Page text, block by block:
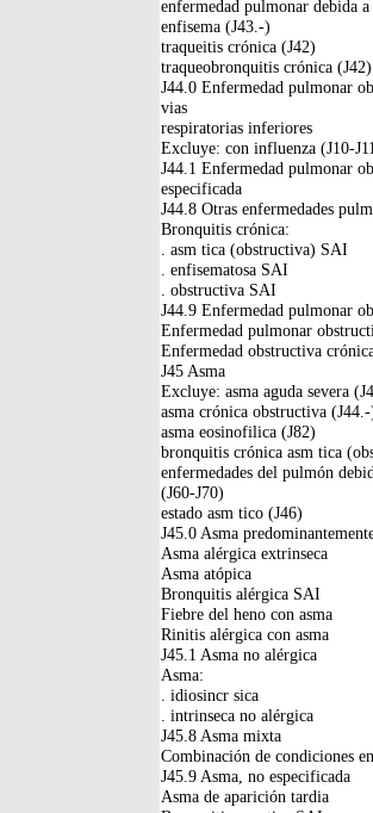
enfermedad pulmonar debida
enfisema (J43.-)
traqueitis crónica (J42)
traqueobronquitis crónica (J42)
J44.0 Enfermedad pulmonar
vias
respiratorias inferiores
Excluye: con influenza (J10-
J44.1 Enfermedad pulmonar
especificada
J44.8 Otras enfermedades
Bronquitis crónica:
. asm tica (obstructiva) SAI
. enfisematosa SAI
. obstructiva SAI
J44.9 Enfermedad pulmonar
Enfermedad pulmonar
Enfermedad obstructiva
J45 Asma
Excluye: asma aguda severa
asma crónica obstructiva
asma eosinofilica (J82)
bronquitis crónica asm tica
enfermedades del pulmón
(J60-J70)
estado asm tico (J46)
J45.0 Asma
Asma alérgica extrinseca
Asma atópica
Bronquitis alérgica SAI
Fiebre del heno con asma
Rinitis alérgica con asma
J45.1 Asma no alérgica
Asma:
. idiosincr sica
. intrinseca no alérgica
J45.8 Asma mixta
Combinación de condiciones
J45.9 Asma, no especificada
Asma de aparición tardia